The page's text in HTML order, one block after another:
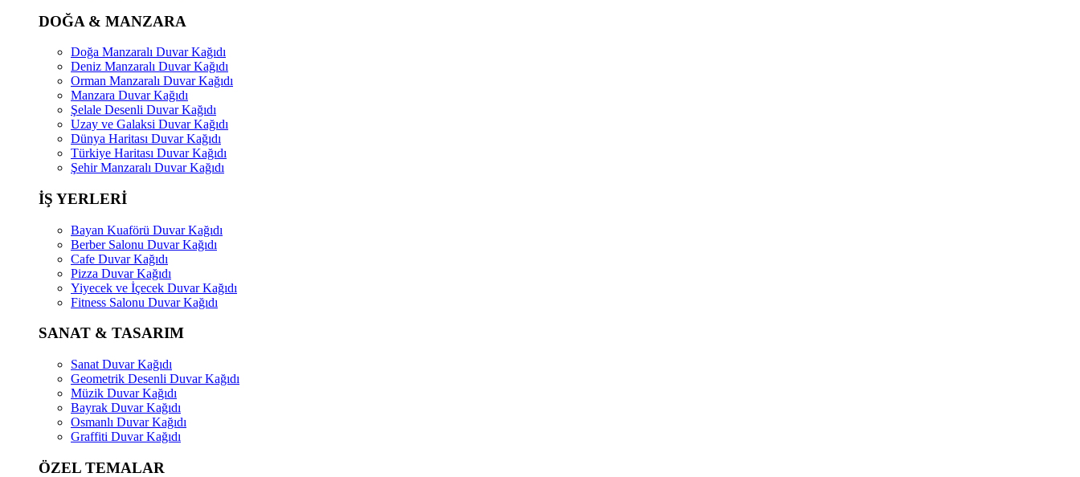
DOĞA & MANZARA
Doğa Manzaralı Duvar Kağıdı
Deniz Manzaralı Duvar Kağıdı
Orman Manzaralı Duvar Kağıdı
Manzara Duvar Kağıdı
Şelale Desenli Duvar Kağıdı
Uzay ve Galaksi Duvar Kağıdı
Dünya Haritası Duvar Kağıdı
Türkiye Haritası Duvar Kağıdı
Şehir Manzaralı Duvar Kağıdı
İŞ YERLERİ
Bayan Kuaförü Duvar Kağıdı
Berber Salonu Duvar Kağıdı
Cafe Duvar Kağıdı
Pizza Duvar Kağıdı
Yiyecek ve İçecek Duvar Kağıdı
Fitness Salonu Duvar Kağıdı
SANAT & TASARIM
Sanat Duvar Kağıdı
Geometrik Desenli Duvar Kağıdı
Müzik Duvar Kağıdı
Bayrak Duvar Kağıdı
Osmanlı Duvar Kağıdı
Graffiti Duvar Kağıdı
ÖZEL TEMALAR